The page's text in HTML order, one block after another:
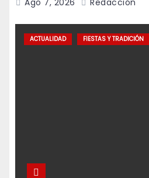
ACTUALIDAD FIESTAS Y TRADICIÓN